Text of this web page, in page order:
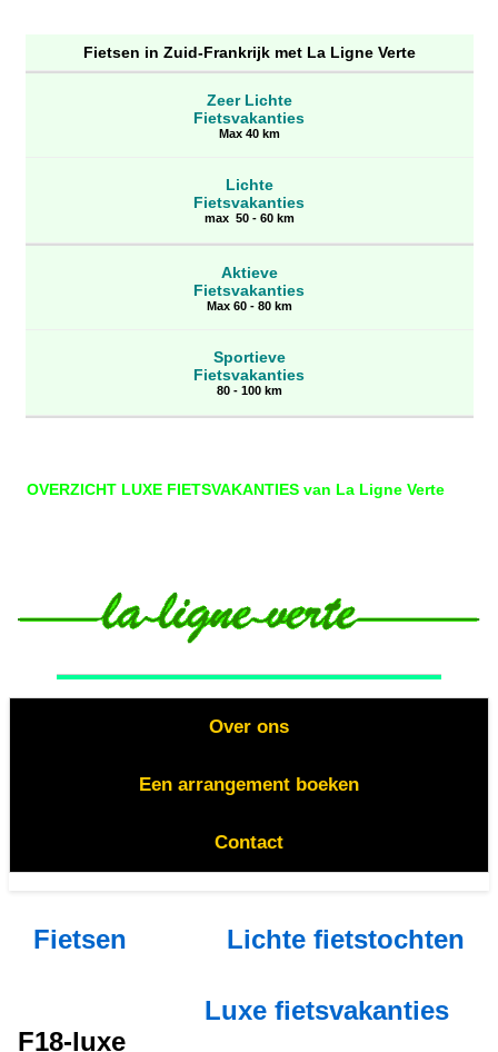
Fietsen in Zuid-Frankrijk met La Ligne Verte
Zeer Lichte
Fietsvakanties
Max 40 km
Lichte
Fietsvakanties
max 50 - 60 km
Aktieve
Fietsvakanties
Max 60 - 80 km
Sportieve
Fietsvakanties
80 - 100 km
OVERZICHT LUXE FIETSVAKANTIES van La Ligne Verte
Over ons
Een arrangement boeken
Contact
Fietsen Lichte fietstochten
F18-luxe
Luxe fietsvakanties